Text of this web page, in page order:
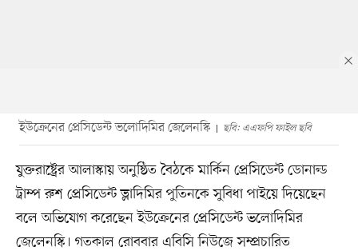
ইউক্রেনের প্রেসিডেন্ট ভলোদিমির জেলেনস্কি ছবি: এএফপি ফাইল ছবি
যুক্তরাষ্ট্রের আলাস্কায় অনুষ্ঠিত বৈঠকে মার্কিন প্রেসিডেন্ট ডোনাল্ড
ট্রাম্প রুশ প্রেসিডেন্ট ভ্লাদিমির পুতিনকে সুবিধা পাইয়ে দিয়েছেন
বলে অভিযোগ করেছেন ইউক্রেনের প্রেসিডেন্ট ভলোদিমির
জেলেনস্কি। গতকাল রোববার এবিসি নিউজে সম্প্রচারিত